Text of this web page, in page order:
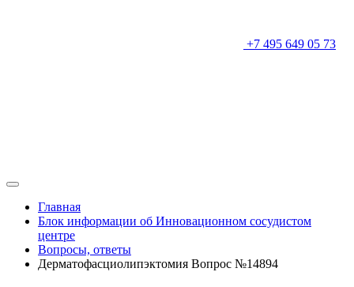
+7 495 649 05 73
Главная
Блок информации об Инновационном сосудистом
центре
Вопросы, ответы
Дерматофасциолипэктомия Вопрос №14894